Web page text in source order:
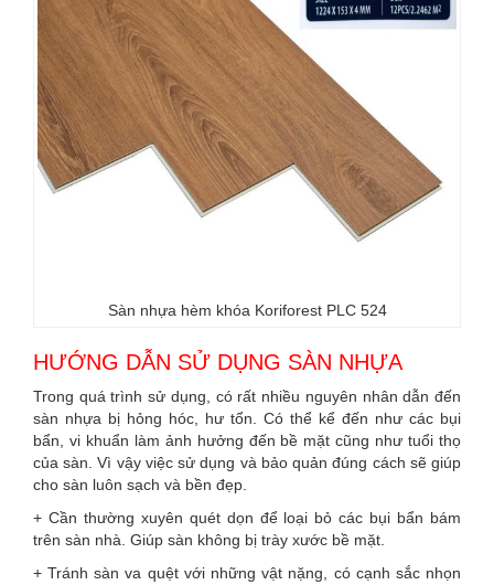
Sàn nhựa hèm khóa Koriforest PLC 524
HƯỚNG DẪN SỬ DỤNG SÀN NHỰA
Trong quá trình sử dụng, có rất nhiều nguyên nhân dẫn đến
sàn nhựa bị hỏng hóc, hư tổn. Có thể kể đến như các bụi
bẩn, vi khuẩn làm ảnh hưởng đến bề mặt cũng như tuổi thọ
của sàn. Vì vậy việc sử dụng và bảo quản đúng cách sẽ giúp
cho sàn luôn sạch và bền đẹp.
+ Cần thường xuyên quét dọn để loại bỏ các bụi bẩn bám
trên sàn nhà. Giúp sàn không bị trày xước bề mặt.
+ Tránh sàn va quệt với những vật nặng, có cạnh sắc nhọn